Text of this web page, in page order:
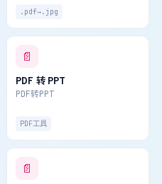
.pdf→.jpg
📄
PDF 转 PPT
PDF转PPT
PDF工具
📄